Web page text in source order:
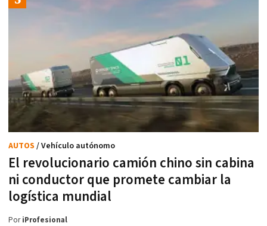
El revolucionario camión chino sin cabina
ni conductor que promete cambiar la
logística mundial
AUTOS / Vehículo autónomo
PoriProfesional